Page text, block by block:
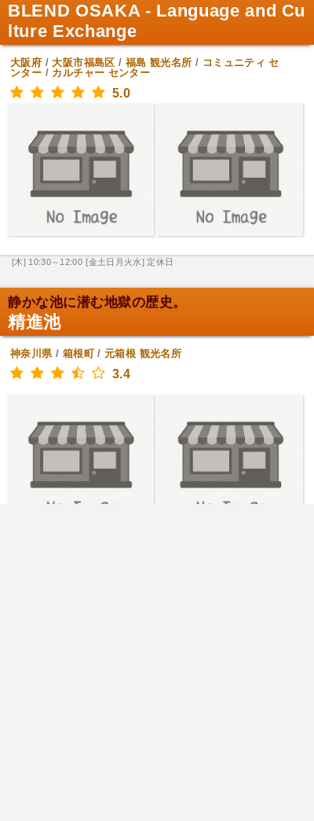
BLEND OSAKA - Language and Cu
lture Exchange
大阪府 /大阪市福島区 / 福島 観光名所 / コミュニティ セ
ンター / カルチャー センター
5.0
[木] 10:30～12:00 [金土日月火水] 定休日
静かな池に潜む地獄の歴史。
精進池
神奈川県/ 箱根町/元箱根 観光名所
3.4